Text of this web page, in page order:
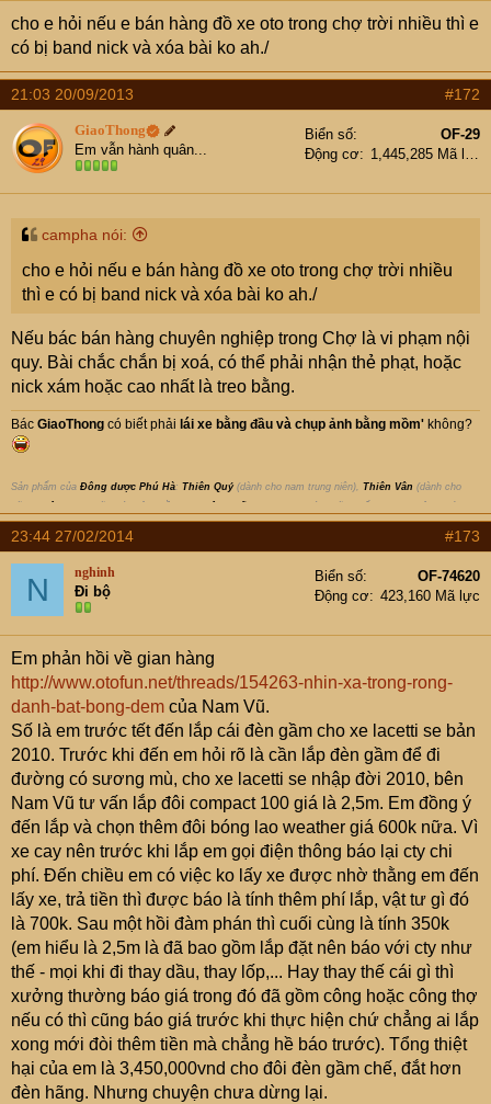
cho e hỏi nếu e bán hàng đồ xe oto trong chợ trời nhiều thì e
có bị band nick và xóa bài ko ah./
21:03 20/09/2013 #172
GiaoThong
Em vẫn hành quân...
Biển số
OF-29
Động cơ
1,445,285 Mã lực
campha nói:
cho e hỏi nếu e bán hàng đồ xe oto trong chợ trời nhiều
thì e có bị band nick và xóa bài ko ah./
Nếu bác bán hàng chuyên nghiệp trong Chợ là vi phạm nội
quy. Bài chắc chắn bị xoá, có thể phải nhận thẻ phạt, hoặc
nick xám hoặc cao nhất là treo bằng.
Bác GiaoThong có biết phải lái xe bằng đầu và chụp ảnh bằng mồm' không?
Sản phẩm của Đông dược Phú Hà: Thiên Quý(dành cho nam trung niên), Thiên Vân (dành cho
Thông tin sản phẩm
: 1900-1292 |
091-139-1006
23:44 27/02/2014 #173
N nghinh
Đi bộ
Biển số
OF-74620
Động cơ
423,160 Mã lực
Em phản hồi về gian hàng
http://www.otofun.net/threads/154263-nhin-xa-trong-rong-
danh-bat-bong-dem của Nam Vũ.
Số là em trước tết đến lắp cái đèn gầm cho xe lacetti se bản
2010. Trước khi đến em hỏi rõ là cần lắp đèn gầm để đi
đường có sương mù, cho xe lacetti se nhập đời 2010, bên
Nam Vũ tư vấn lắp đôi compact 100 giá là 2,5m. Em đồng ý
đến lắp và chọn thêm đôi bóng lao weather giá 600k nữa. Vì
xe cay nên trước khi lắp em gọi điện thông báo lại cty chi
phí. Đến chiều em có việc ko lấy xe được nhờ thằng em đến
lấy xe, trả tiền thì được báo là tính thêm phí lắp, vật tư gì đó
là 700k. Sau một hồi đàm phán thì cuối cùng là tính 350k
(em hiểu là 2,5m là đã bao gồm lắp đặt nên báo với cty như
thế - mọi khi đi thay dầu, thay lốp,... Hay thay thế cái gì thì
xưởng thường báo giá trong đó đã gồm công hoặc công thợ
nếu có thì cũng báo giá trước khi thực hiện chứ chẳng ai lắp
xong mới đòi thêm tiền mà chẳng hề báo trước). Tổng thiệt
hại của em là 3,450,000vnd cho đôi đèn gầm chế, đắt hơn
đèn hãng. Nhưng chuyện chưa dừng lại.